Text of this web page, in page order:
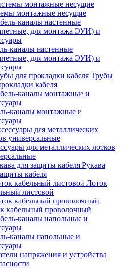
монтажные несущие
каналы настенные
для монтажа ЭУИ) и
Трубы
кабеля
каналы монтажные и
для металлических лотков
Рукава
кабеля
Лоток
листовой
кабельный проволочный
каналы напольные и
напряжения и устройства